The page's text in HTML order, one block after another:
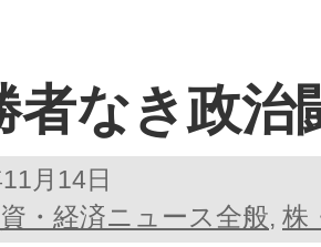
者なき政治
月14日
・経済ニュース全般, 株